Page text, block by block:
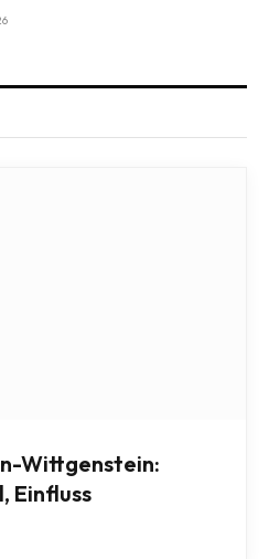
Wittgenstein:
Einfluss